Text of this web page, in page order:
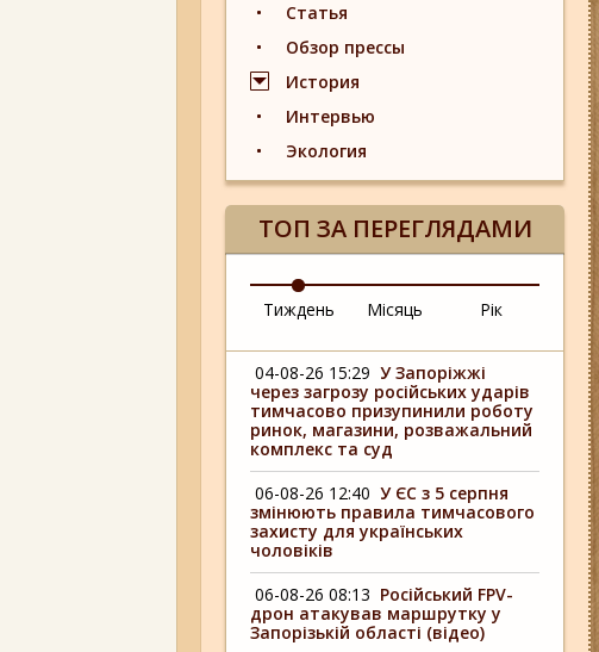
Статья
Обзор прессы
История
Интервью
Экология
ТОП ЗА ПЕРЕГЛЯДАМИ
Тиждень Місяць Рік
04-08-26 15:29 У Запоріжжі
через загрозу російських ударів
тимчасово призупинили роботу
ринок, магазини, розважальний
комплекс та суд
06-08-26 12:40 У ЄС з 5 серпня
змінюють правила тимчасового
захисту для українських
чоловіків
06-08-26 08:13 Російський FPV-
дрон атакував маршрутку у
Запорізькій області (відео)